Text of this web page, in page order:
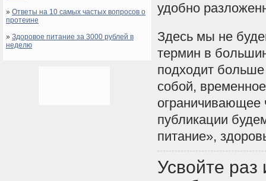
» Ответы на 10 самых частых вопросов о
протеине
» Здоровое питание за 3000 рублей в
неделю
удобно
Здесь мы не
термин в
подходит
собой,
ограничивающее
публикации
питание»,
Усвойте раз